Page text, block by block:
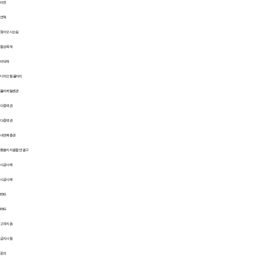
비전
연혁
찾아오시는길
합성목재
바닥재
디자인형 울타리
폴리에틸렌관
이중벽관
다중벽관
내면복층관
환봉지지결합 연결구
시공사례
시공사례
ESG
ESG
고객지원
공지사항
문의